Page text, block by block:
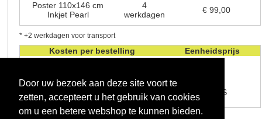
Door uw bezoek aan deze site voort te
zetten, accepteert u het gebruik van cookies
om u een betere webshop te kunnen bieden.
Poster 110x146 cm
Inkjet Pearl
4
werkdagen
€ 99,00
* +2 werkdagen voor transport
Kosten per bestelling
Eenheidsprijs
Verzendkosten - levering in de
winkel
GRATIS